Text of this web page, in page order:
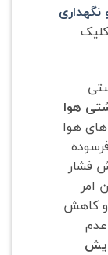
نگهداری
کلیک
هوا
هوا
فشار
امر
و کاهش